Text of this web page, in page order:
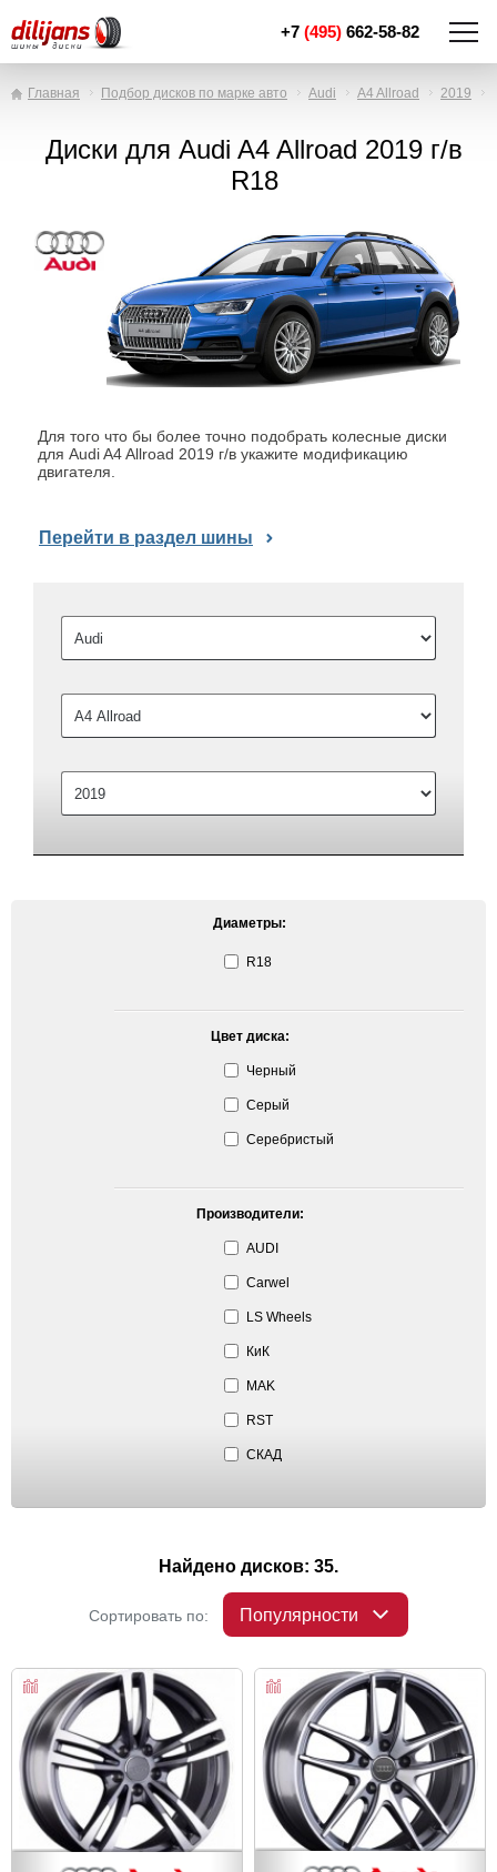
+7 (495) 662-58-82
Главная Подбор дисков по марке авто Audi A4 Allroad 2019
Диски для Audi A4 Allroad 2019 г/в
R18
Для того что бы более точно подобрать колесные диски
для Audi A4 Allroad 2019 г/в укажите модификацию
двигателя.
Перейти в раздел шины
Диаметры:
R18
Цвет диска:
Черный
Серый
Серебристый
Производители:
AUDI
Carwel
LS Wheels
КиК
MAK
RST
СКАД
Найдено дисков: 35.
Сортировать по: Популярности